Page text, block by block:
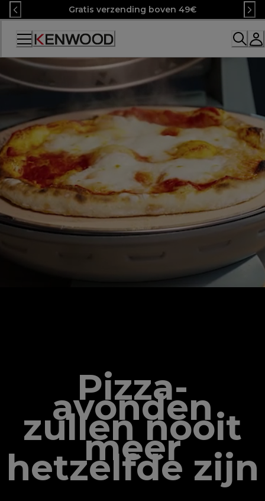
Skip
to
Content
Gratis verzending boven 49€
Pizza-
avonden
zullen nooit
meer
hetzelfde zijn